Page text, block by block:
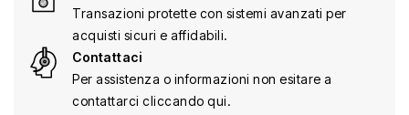
Transazioni protette con sistemi avanzati per
acquisti sicuri e affidabili.
Contattaci
Per assistenza o informazioni non esitare a
contattarci cliccando qui.